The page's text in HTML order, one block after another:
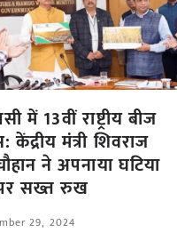
में 13वीं राष्ट्रीय बीज
केंद्रीय मंत्री शिवराज
ने अपनाया घटिया
सख्त रुख
29, 2024